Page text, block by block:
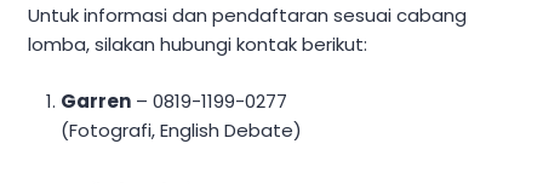
Untuk informasi dan pendaftaran sesuai cabang
lomba, silakan hubungi kontak berikut:
Garren – 0819-1199-0277
(Fotografi, English Debate)